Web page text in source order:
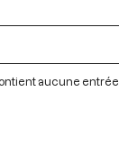
aucune entrée.